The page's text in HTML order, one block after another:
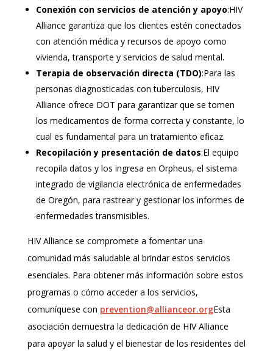
Conexión con servicios de atención y apoyo:HIV
Alliance garantiza que los clientes estén conectados
con atención médica y recursos de apoyo como
vivienda, transporte y servicios de salud mental.
Terapia de observación directa (TDO):Para las
personas diagnosticadas con tuberculosis, HIV
Alliance ofrece DOT para garantizar que se tomen
los medicamentos de forma correcta y constante, lo
cual es fundamental para un tratamiento eficaz.
Recopilación y presentación de datos:El equipo
recopila datos y los ingresa en Orpheus, el sistema
integrado de vigilancia electrónica de enfermedades
de Oregón, para rastrear y gestionar los informes de
enfermedades transmisibles.
HIV Alliance se compromete a fomentar una
comunidad más saludable al brindar estos servicios
esenciales. Para obtener más información sobre estos
programas o cómo acceder a los servicios,
comuníquese con prevention@allianceor.orgEsta
asociación demuestra la dedicación de HIV Alliance
para apoyar la salud y el bienestar de los residentes del